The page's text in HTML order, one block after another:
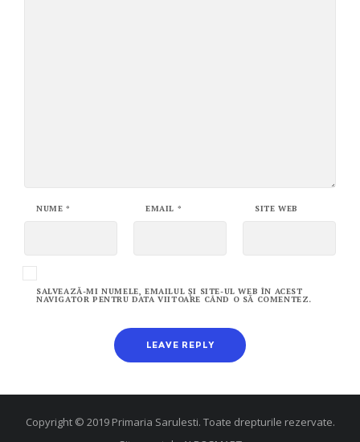
NUME * EMAIL * SITE WEB
SALVEAZĂ-MI NUMELE, EMAILUL ȘI SITE-UL WEB ÎN ACEST
NAVIGATOR PENTRU DATA VIITOARE CÂND O SĂ COMENTEZ.
Copyright © 2019 Primaria Sarulesti. Toate drepturile rezervate.